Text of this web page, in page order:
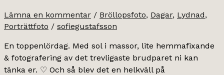
Lämna en kommentar / Bröllopsfoto, Dagar, Lydnad,
Porträttfoto / sofiegustafsson
En toppenlördag. Med sol i massor, lite hemmafixande
& fotografering av det trevligaste brudparet ni kan
tänka er. ♡ Och så blev det en helkväll på